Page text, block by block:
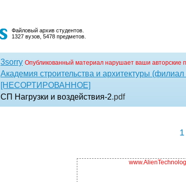
Файловый архив студентов.
1327 вузов, 5478 предметов.
3sorry Опубликованный материал нарушает ваши авторские
Академия строительства и архитектуры
[НЕСОРТИРОВАННОЕ]
СП Нагрузки и воздействия-2.pdf
1